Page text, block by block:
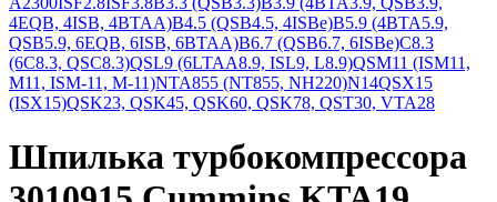
4EQB, 4ISB, 4BTAA)B4.5 (QSB4.5, 4ISBe)B5.9 (4BTA5.9,
QSB5.9, 6EQB, 6ISB, 6BTAA)B6.7 (QSB6.7, 6ISBe)C8.3
(6C8.3, QSC8.3)QSL9 (6LTAA8.9, ISL9, L8.9)QSM11 (ISM11,
M11, ISM-11, M-11)NTA855 (NT855, NH220)N14QSX15
(ISX15)QSK23, QSK45, QSK60, QSK78, QST30, VTA28
Шпилька турбокомпрессора